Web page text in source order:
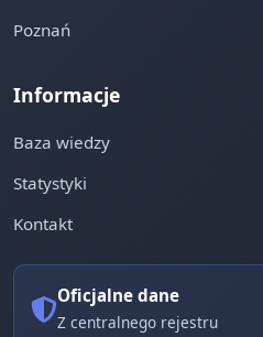
Poznań
Informacje
Baza wiedzy
Statystyki
Kontakt
Oficjalne dane
Z centralnego rejestru